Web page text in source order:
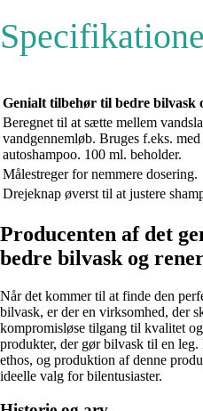
Genialt tilbehør til bedre bilvask
Beregnet til at sætte mellem
vandgennemløb. Bruges f.eks.
autoshampoo. 100 ml. beholder.
Målestreger for nemmere dosering.
Drejeknap øverst til at justere
Producenten af det
bedre bilvask og
Når det kommer til at finde den
bilvask, er der en virksomhed, der
kompromisløse tilgang til kvalitet
produkter, der gør bilvask til en
ethos, og produktion af denne
ideelle valg for bilentusiaster.